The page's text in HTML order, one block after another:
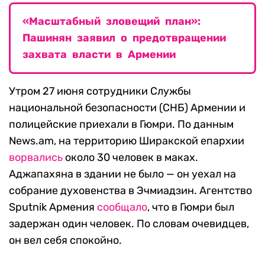
«Масштабный зловещий план»:
Пашинян заявил о предотвращении
захвата власти в Армении
Утром 27 июня сотрудники Службы
национальной безопасности (СНБ) Армении и
полицейские приехали в Гюмри. По данным
News.am, на территорию Ширакской епархии
ворвались около 30 человек в маках.
Аджапахяна в здании не было — он уехал на
собрание духовенства в Эчмиадзин. Агентство
Sputnik Армения сообщало, что в Гюмри был
задержан один человек. По словам очевидцев,
он вел себя спокойно.